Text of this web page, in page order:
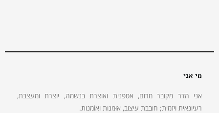
מי אני
אני הדר מקובר מרום, אספנית ואוצרת בנשמה, יוצרת ומעצבת,
רעיונאית ויזמית; חובבת עיצוב, אוּמנות ואוֹמנות.